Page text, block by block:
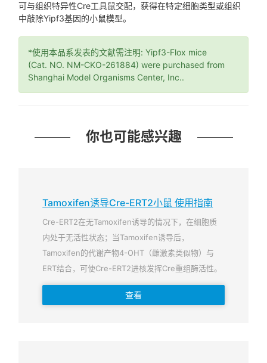
可与组织特异性Cre工具鼠交配，获得在特定细胞类型或组织
中敲除Yipf3基因的小鼠模型。
*使用本品系发表的文献需注明: Yipf3-Flox mice
(Cat. NO. NM-CKO-261884) were purchased from
Shanghai Model Organisms Center, Inc..
你也可能感兴趣
Tamoxifen诱导Cre-ERT2小鼠 使用指南
Cre-ERT2在无Tamoxifen诱导的情况下，在细胞质
内处于无活性状态；当Tamoxifen诱导后，
Tamoxifen的代谢产物4-OHT（雌激素类似物）与
ERT结合，可使Cre-ERT2进核发挥Cre重组酶活性。
查看